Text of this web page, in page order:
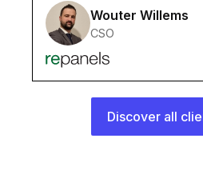
Wouter Willems
CSO
Discover all